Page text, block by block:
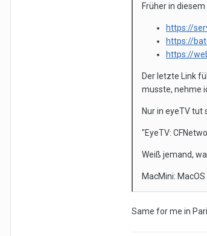
Früher in
https://
https://
https://
Der letzte Link
musste, nehme
Nur in eyeTV tut
"EyeTV:
Weiß jemand,
MacMini:
Same for me in